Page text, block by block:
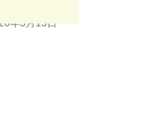
年3月13日